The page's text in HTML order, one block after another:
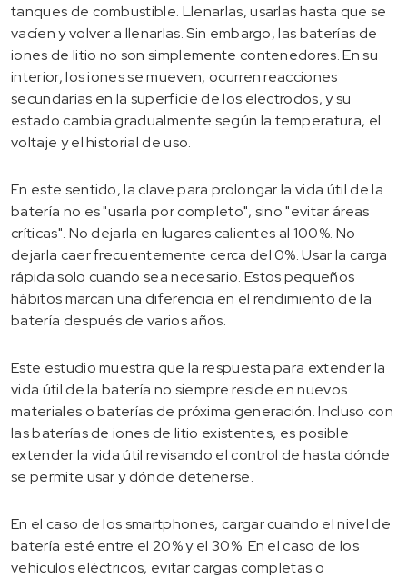
tanques de combustible. Llenarlas, usarlas hasta que se
vacíen y volver a llenarlas. Sin embargo, las baterías de
iones de litio no son simplemente contenedores. En su
interior, los iones se mueven, ocurren reacciones
secundarias en la superficie de los electrodos, y su
estado cambia gradualmente según la temperatura, el
voltaje y el historial de uso.
En este sentido, la clave para prolongar la vida útil de la
batería no es "usarla por completo", sino "evitar áreas
críticas". No dejarla en lugares calientes al 100%. No
dejarla caer frecuentemente cerca del 0%. Usar la carga
rápida solo cuando sea necesario. Estos pequeños
hábitos marcan una diferencia en el rendimiento de la
batería después de varios años.
Este estudio muestra que la respuesta para extender la
vida útil de la batería no siempre reside en nuevos
materiales o baterías de próxima generación. Incluso con
las baterías de iones de litio existentes, es posible
extender la vida útil revisando el control de hasta dónde
se permite usar y dónde detenerse.
En el caso de los smartphones, cargar cuando el nivel de
batería esté entre el 20% y el 30%. En el caso de los
vehículos eléctricos, evitar cargas completas o